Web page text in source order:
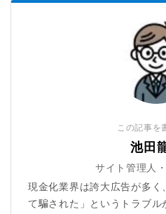
この記事を
池田
サイト管理人
現金化業界は誇大広告が多く
て騙された」というトラブ